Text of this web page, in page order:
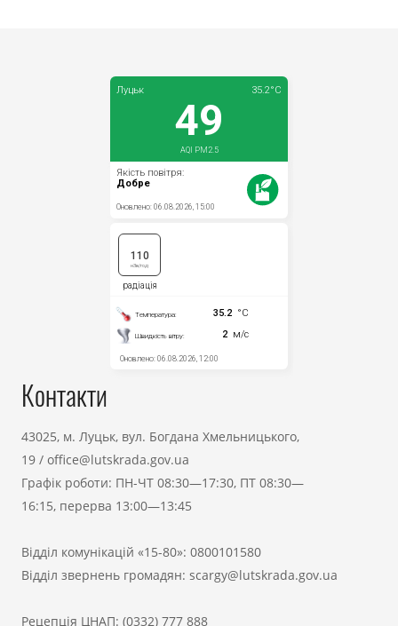
Контакти
43025, м. Луцьк, вул. Богдана Хмельницького,
19 / office@lutskrada.gov.ua
Графік роботи: ПН-ЧТ 08:30—17:30, ПТ 08:30—
16:15, перерва 13:00—13:45
Відділ комунікацій «15-80»: 0800101580
Відділ звернень громадян: scargy@lutskrada.gov.ua
Рецепція ЦНАП: (0332) 777 888